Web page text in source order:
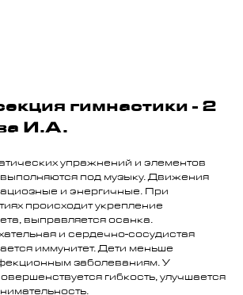
гимнастики - 2
И.А.
упражнений и элементов
под музыку. Движения
и энергичные. При
происходит укрепление
выправляется осанка.
и сердечно-сосудистая
иммунитет. Дети меньше
заболеваниям. У
гибкость, улучшается